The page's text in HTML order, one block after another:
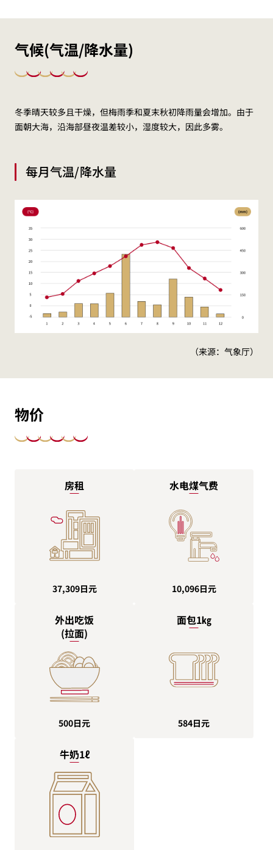
气候(气温/降水量)
冬季晴天较多且干燥，但梅雨季和夏末秋初降雨量会增加。由于
面朝大海，沿海部昼夜温差较小，湿度较大，因此多雾。
每月气温/降水量
（来源：气象厅）
物价
房租
37,309日元
水电煤气费
10,096日元
外出吃饭
(拉面)
500日元
面包1㎏
584日元
牛奶1ℓ